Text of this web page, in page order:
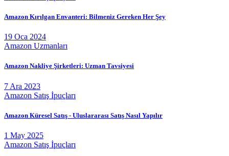
Amazon Kırılgan Envanteri: Bilmeniz Gereken Her Şey
19 Oca 2024
Amazon Uzmanları
Amazon Nakliye Şirketleri: Uzman Tavsiyesi
7 Ara 2023
Amazon Satış İpuçları
Amazon Küresel Satış - Uluslararası Satış Nasıl Yapılır
1 May 2025
Amazon Satış İpuçları